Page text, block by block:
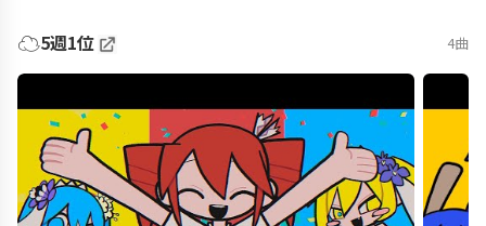
☁️5週1位 4曲